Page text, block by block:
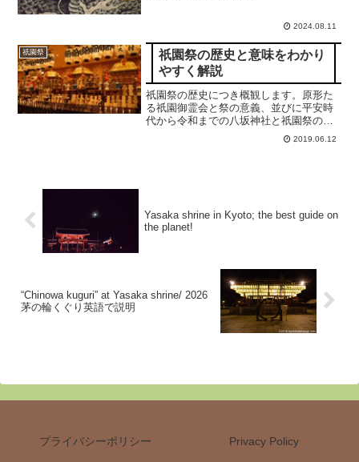
2024.08.11
祇園祭
祇園祭の歴史と意味をわかり
やすく解説
祇園祭の歴史につき概観します。原形た
る祇園御霊会と祭の意義、並びに平安時
代から令和までの八坂神社と祇園祭の主
2019.06.12
Yasaka shrine in Kyoto; the best guide on
the planet!
“Chinowa kuguri” at Yasaka shrine/ 2026
茅の輪くぐり英語で説明
プライバシーポリシー Privacy Policy